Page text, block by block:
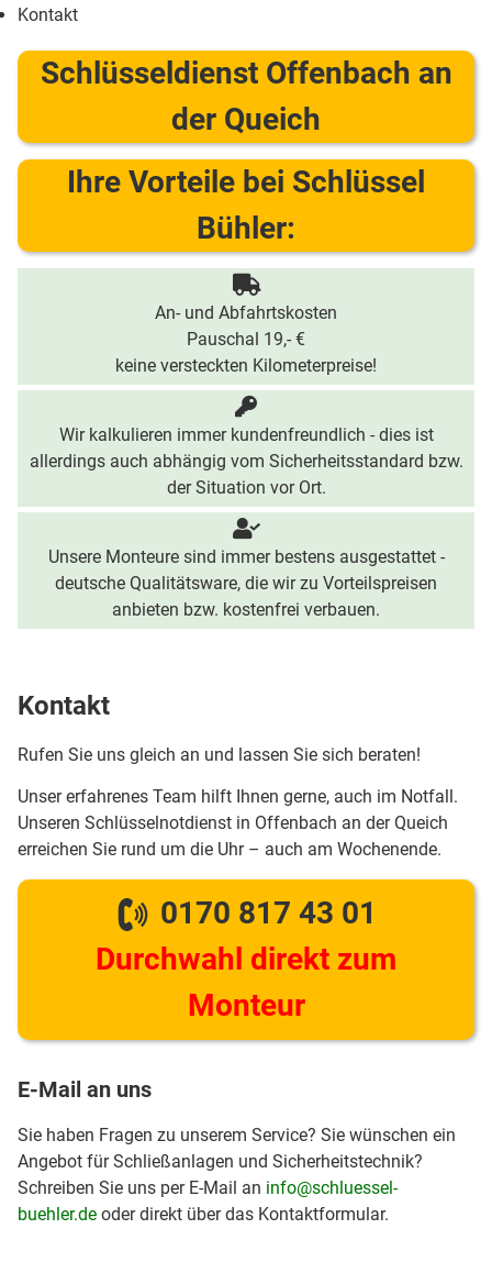
Kontakt
Schlüsseldienst Offenbach an
der Queich
Ihre Vorteile bei Schlüssel
Bühler:
An- und Abfahrtskosten
Pauschal 19,- €
keine versteckten Kilometerpreise!
Wir kalkulieren immer kundenfreundlich - dies ist
allerdings auch abhängig vom Sicherheitsstandard bzw.
der Situation vor Ort.
Unsere Monteure sind immer bestens ausgestattet -
deutsche Qualitätsware, die wir zu Vorteilspreisen
anbieten bzw. kostenfrei verbauen.
Kontakt
Rufen Sie uns gleich an und lassen Sie sich beraten!
Unser erfahrenes Team hilft Ihnen gerne, auch im Notfall.
Unseren Schlüsselnotdienst in Offenbach an der Queich
erreichen Sie rund um die Uhr – auch am Wochenende.
0170 817 43 01
Durchwahl direkt zum
Monteur
E-Mail an uns
Sie haben Fragen zu unserem Service? Sie wünschen ein
Angebot für Schließanlagen und Sicherheitstechnik?
Schreiben Sie uns per E-Mail an info@schluessel-
buehler.de oder direkt über das Kontaktformular.